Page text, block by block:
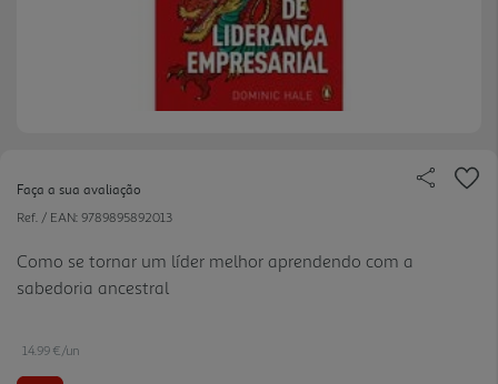
Faça a sua avaliação
Ref. / EAN: 9789895892013
Como se tornar um líder melhor aprendendo com a
sabedoria ancestral
14.99 €/un